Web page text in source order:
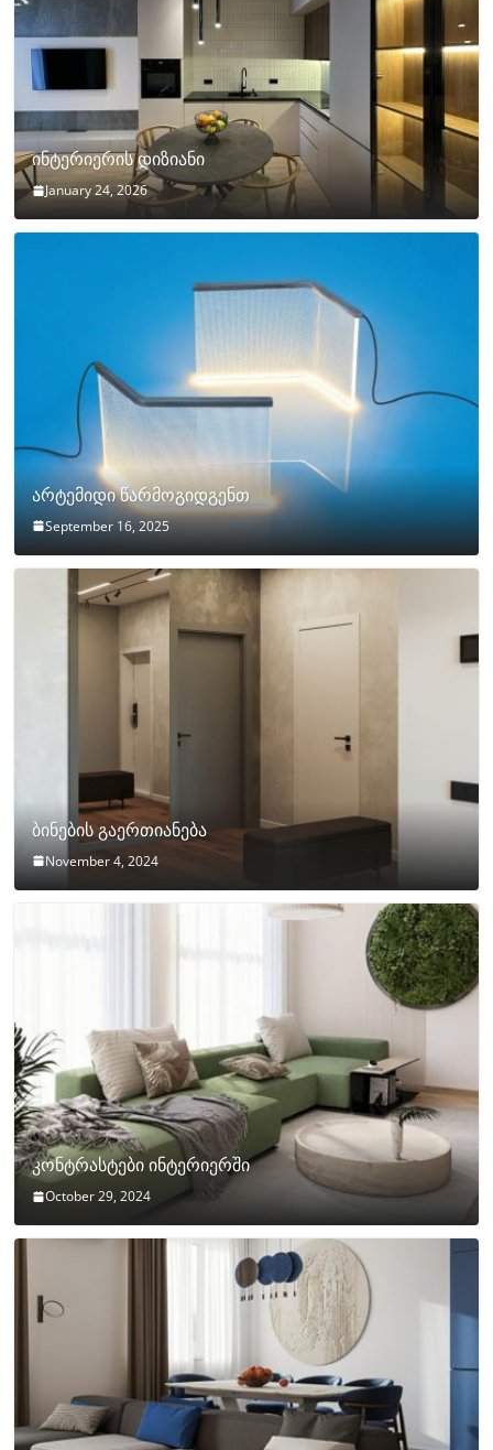
ინტერიერის დიზიანი
January 24, 2026
არტემიდი წარმოგიდგენთ
September 16, 2025
ბინების გაერთიანება
November 4, 2024
კონტრასტები ინტერიერში
October 29, 2024